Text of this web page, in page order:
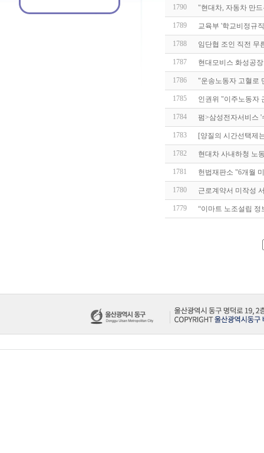
1790 "현대차, 자동차 만
1789 교육부 '학교비정규
1788 임단협 조인 직전
1787 현대모비스 화성공
1786 "운송노동자 고혈로
1785 인권위 "이주노동자
1784 펌>삼성전자서비스
1783 [양질의 시간선택제
1782 현대차 사내하청 노
1781 헌법재판소 "6개월
1780 근로계약서 미작성
1779 “이마트 노조설립